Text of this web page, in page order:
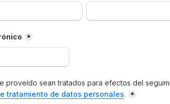
*
proveído sean tratados para efectos del
tratamiento de datos personales. *